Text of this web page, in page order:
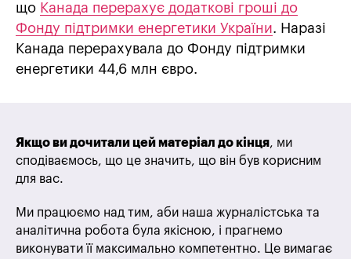
що Канада перерахує додаткові гроші до
Фонду підтримки енергетики України. Наразі
Канада перерахувала до Фонду підтримки
енергетики 44,6 млн євро.
Якщо ви дочитали цей матеріал до кінця, ми
сподіваємось, що це значить, що він був корисним
для вас.
Ми працюємо над тим, аби наша журналістська та
аналітична робота була якісною, і прагнемо
виконувати її максимально компетентно. Це вимагає